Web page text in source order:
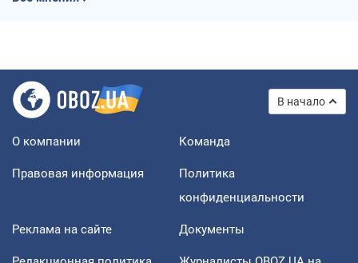
В начало
О компании Команда
Правовая информация
Политика
конфиденциальности
Реклама на сайте Документы